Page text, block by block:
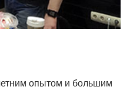
опытом и большим